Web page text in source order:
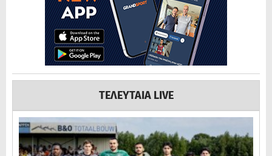
ΤΕΛΕΥΤΑΙΑ LIVE